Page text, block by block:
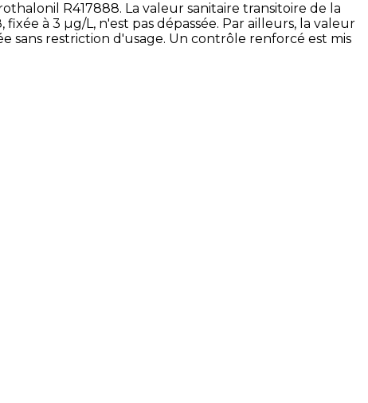
R417888. La valeur sanitaire transitoire de la
à 3 µg/L, n'est pas dépassée. Par ailleurs, la valeur
sans restriction d'usage. Un contrôle renforcé est mis